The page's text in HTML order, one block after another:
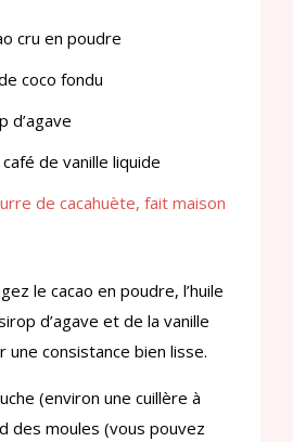
cru en poudre
coco fondu
d’agave
de vanille liquide
de cacahuète, fait maison
le cacao en poudre, l’huile
d’agave et de la vanille
une consistance bien lisse.
(environ une cuillère à
des moules (vous pouvez